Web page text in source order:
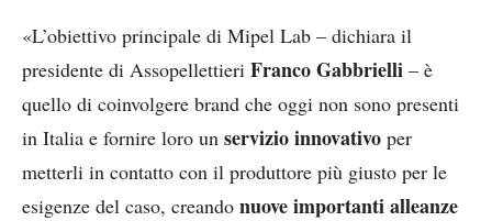
«L’obiettivo principale di Mipel Lab – dichiara il
presidente di Assopellettieri Franco Gabbrielli – è
quello di coinvolgere brand che oggi non sono presenti
in Italia e fornire loro un servizio innovativo per
metterli in contatto con il produttore più giusto per le
esigenze del caso, creando nuove importanti alleanze